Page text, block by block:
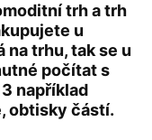
trh a trh
u
na trhu, tak se u
počítat s
například
obtisky částí.